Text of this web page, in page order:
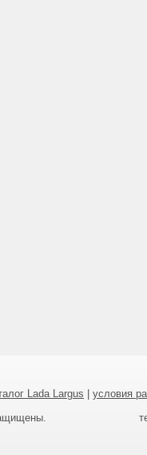
Lada Largus
условия